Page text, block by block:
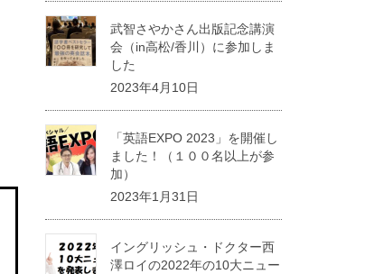
武智さやかさん出版記念講演
会（in高松/香川）に参加しま
した
2023年4月10日
「英語EXPO 2023」を開催し
ました！（１００名以上が参
加）
2023年1月31日
イングリッシュ・ドクター西
澤ロイの2022年の10大ニュー